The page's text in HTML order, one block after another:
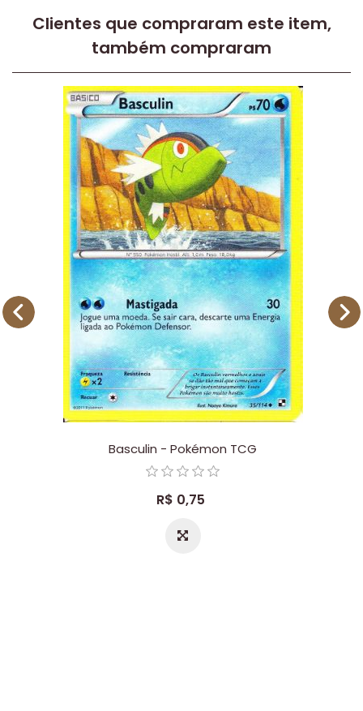
Clientes que compraram este item,
também compraram
Basculin - Pokémon TCG
R$ 0,75